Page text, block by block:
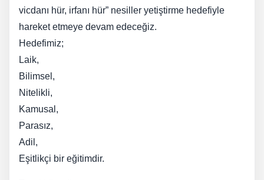
vicdanı hür, irfanı hür” nesiller yetiştirme hedefiyle
hareket etmeye devam edeceğiz.
Hedefimiz;
Laik,
Bilimsel,
Nitelikli,
Kamusal,
Parasız,
Adil,
Eşitlikçi bir eğitimdir.